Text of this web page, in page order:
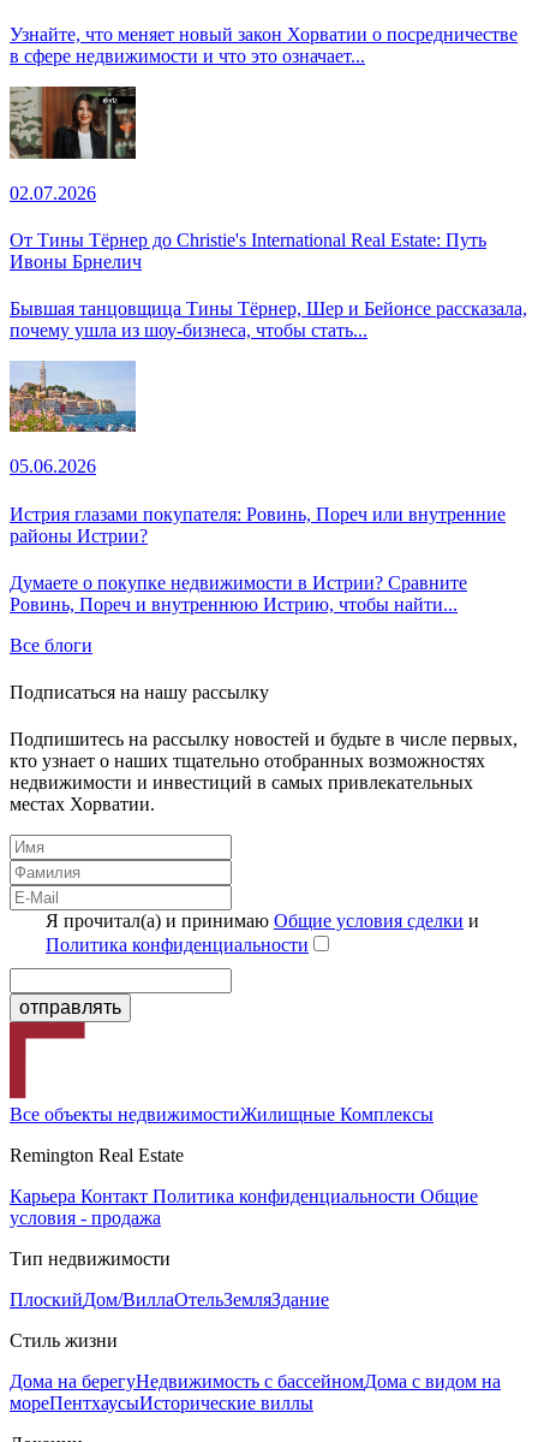
Узнайте, что меняет новый закон Хорватии о посредничестве
в сфере недвижимости и что это означает...
02.07.2026
От Тины Тёрнер до Christie's International Real Estate: Путь
Ивоны Брнелич
Бывшая танцовщица Тины Тёрнер, Шер и Бейонсе рассказала,
почему ушла из шоу-бизнеса, чтобы стать...
05.06.2026
Истрия глазами покупателя: Ровинь, Пореч или внутренние
районы Истрии?
Думаете о покупке недвижимости в Истрии? Сравните
Ровинь, Пореч и внутреннюю Истрию, чтобы найти...
Все блоги
Подписаться на нашу рассылку
Подпишитесь на рассылку новостей и будьте в числе первых,
кто узнает о наших тщательно отобранных возможностях
недвижимости и инвестиций в самых привлекательных
местах Хорватии.
Я прочитал(а) и принимаю Общие условия сделки и
Политика конфиденциальности
Все объекты недвижимостиЖилищные Комплексы
Remington Real Estate
Карьера Контакт Политика конфиденциальности Общие
условия - продажа
Тип недвижимости
ПлоскийДом/ВиллаОтельЗемляЗдание
Стиль жизни
Дома на берегуНедвижимость с бассейномДома с видом на
мореПентхаусыИсторические виллы